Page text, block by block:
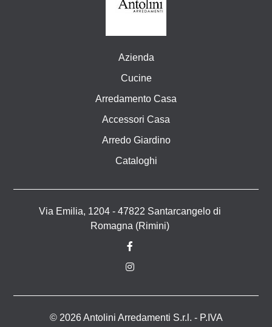
Azienda
Cucine
Arredamento Casa
Accessori Casa
Arredo Giardino
Cataloghi
Via Emilia, 1204 - 47822 Santarcangelo di
Romagna (Rimini)
© 2026 Antolini Arredamenti S.r.l. - P.IVA